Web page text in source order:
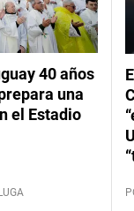
40 años
una
el Estadio